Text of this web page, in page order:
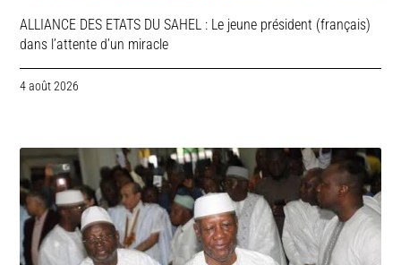
ALLIANCE DES ETATS DU SAHEL : Le jeune président (français)
dans l’attente d’un miracle
4 août 2026